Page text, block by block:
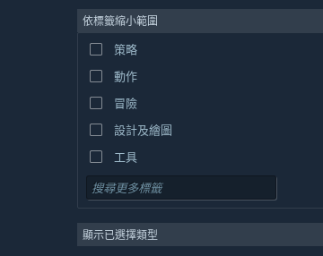
依標籤縮小範圍
策略
動作
冒險
設計及繪圖
工具
免費遊玩
大型多人
顯示已選擇類型